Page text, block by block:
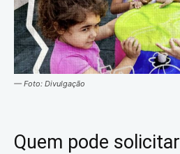
— Foto: Divulgação
Quem pode solicitar